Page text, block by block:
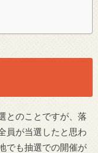
とのことですが、落
員が当選したと思わ
でも抽選での開催が